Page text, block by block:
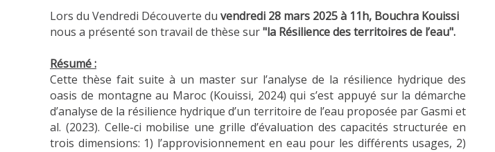
Lors du Vendredi Découverte du vendredi 28 mars 2025 à 11h, Bouchra Kouissi
nous a présenté son travail de thèse sur"la Résilience des territoires de l’eau".
Résumé :
Cette thèse fait suite à un master sur l’analyse de la résilience hydrique des
oasis de montagne au Maroc (Kouissi, 2024) qui s’est appuyé sur la démarche
d’analyse de la résilience hydrique d’un territoire de l’eau proposée par Gasmi et
al. (2023). Celle-ci mobilise une grille d’évaluation des capacités structurée en
trois dimensions: 1) l’approvisionnement en eau pour les différents usages, 2)